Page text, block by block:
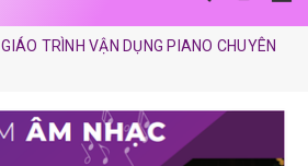
GIÁO TRÌNH VẬN DỤNG PIANO CHUYÊN